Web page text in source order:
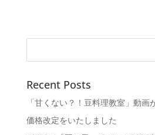
Recent Posts
「甘くない？！豆料理教室」動
価格改定をいたしました